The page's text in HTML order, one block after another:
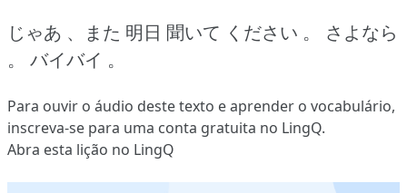
じゃあ 、また 明日 聞いて ください 。
さよなら
。
バイバイ 。
Para ouvir o áudio deste texto e aprender o vocabulário,
inscreva-se para uma conta gratuita no LingQ.
Abra esta lição no LingQ